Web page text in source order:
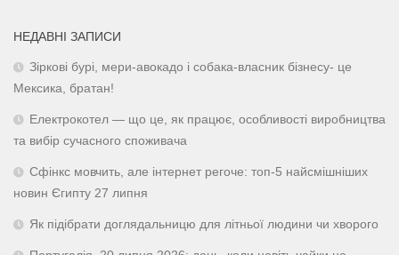
НЕДАВНІ ЗАПИСИ
Зіркові бурі, мери-авокадо і собака-власник бізнесу- це
Мексика, братан!
Електрокотел — що це, як працює, особливості виробництва
та вибір сучасного споживача
Сфінкс мовчить, але інтернет регоче: топ-5 найсмішніших
новин Єгипту 27 липня
Як підібрати доглядальницю для літньої людини чи хворого